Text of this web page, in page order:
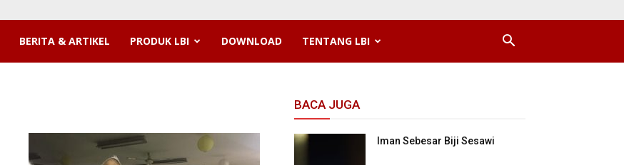
BERITA & ARTIKEL PRODUK LBI DOWNLOAD TENTANG LBI
BACA JUGA
Iman Sebesar Biji Sesawi